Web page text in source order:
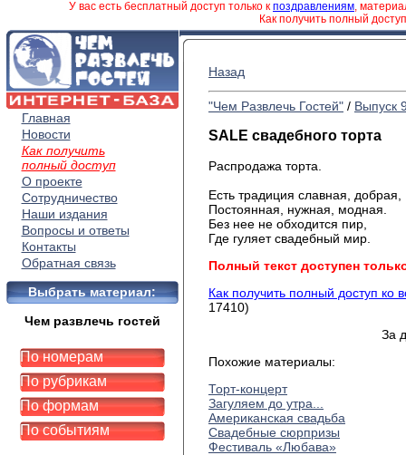
У вас есть бесплатный доступ только к поздравлениям,
Как получить полный
Главная
Новости
Как получить
полный доступ
О проекте
Сотрудничество
Наши издания
Вопросы и ответы
Контакты
Обратная связь
Выбрать материал:
Чем развлечь гостей
По номерам
По рубрикам
По формам
По событиям
Назад
"Чем Развлечь Гостей" / Выпуск
SALE свадебного торта
Распродажа торта.
Есть традиция славная, добрая,
Постоянная, нужная, модная.
Без нее не обходится пир,
Где гуляет свадебный мир.
Полный текст доступен
Как получить полный доступ ко
17410)
За
Похожие материалы:
Торт-концерт
Загуляем до утра...
Американская свадьба
Свадебные сюрпризы
Фестиваль «Любава»